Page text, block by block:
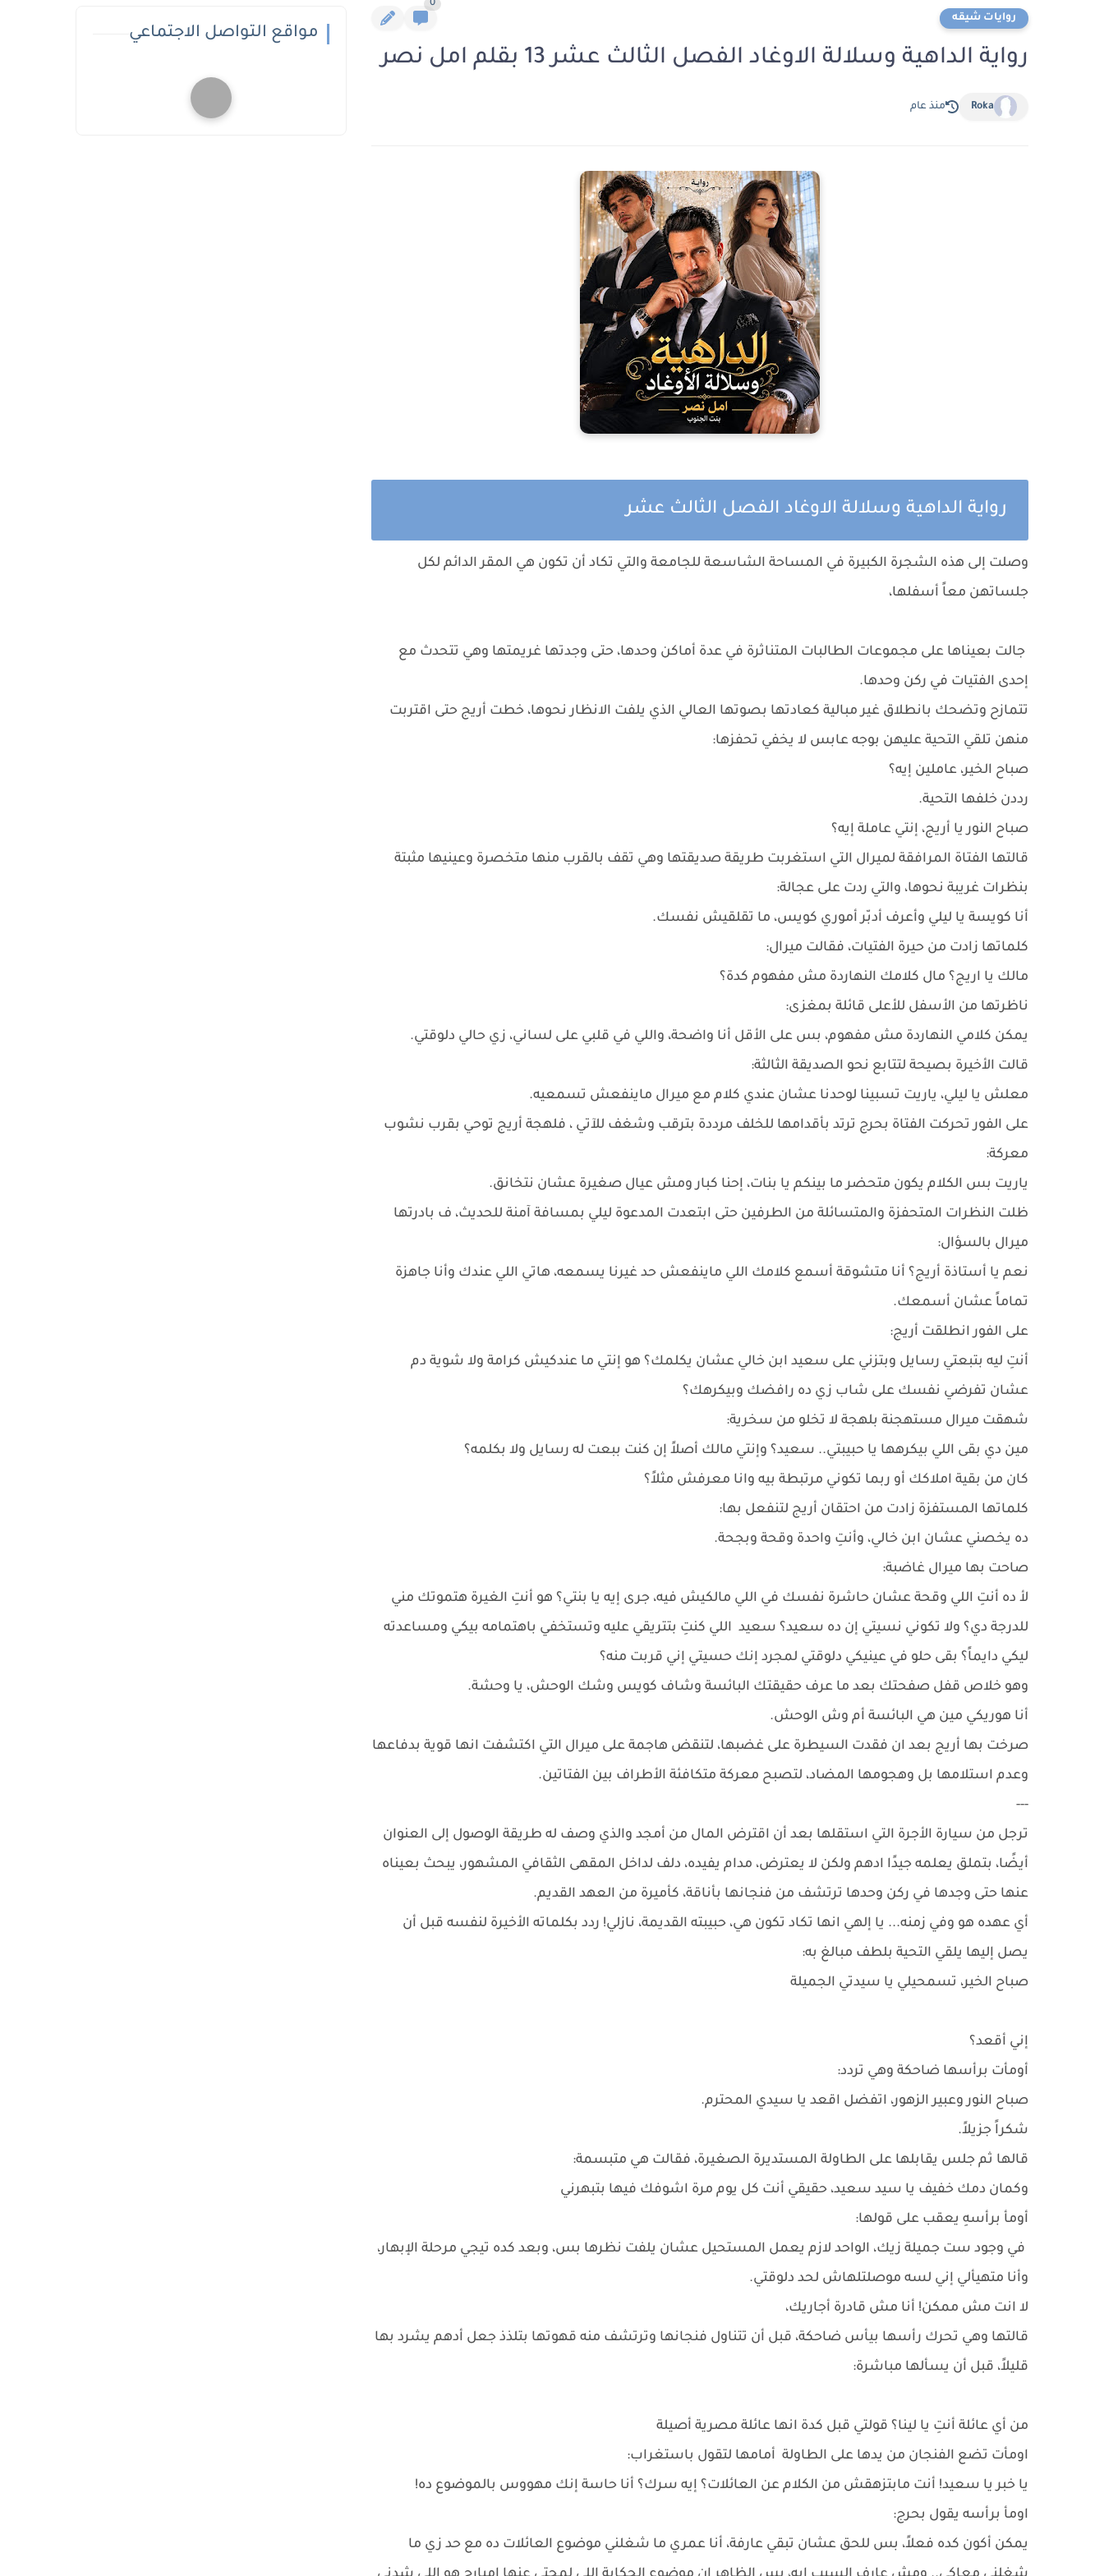
روايات شيقه
0
رواية الداهية وسلالة الاوغاد الفصل الثالث عشر 13 بقلم امل نصر
Roka منذ عام
رواية الداهية وسلالة الاوغاد الفصل الثالث عشر
وصلت إلى هذه الشجرة الكبيرة في المساحة الشاسعة للجامعة والتي تكاد أن تكون هي المقر الدائم لكل
جلساتهن معاً أسفلها،
جالت بعيناها على مجموعات الطالبات المتناثرة في عدة أماكن وحدها، حتى وجدتها غريمتها وهي تتحدث مع
إحدى الفتيات في ركن وحدها.
تتمازح وتضحك بانطلاق غير مبالية كعادتها بصوتها العالي الذي يلفت الانظار نحوها، خطت أريج حتى اقتربت
منهن تلقي التحية عليهن بوجه عابس لا يخفي تحفزها:
صباح الخير، عاملين إيه؟
رددن خلفها التحية.
صباح النور يا أريج، إنتي عاملة إيه؟
قالتها الفتاة المرافقة لميرال التي استغربت طريقة صديقتها وهي تقف بالقرب منها متخصرة وعينيها مثبتة
بنظرات غريبة نحوها، والتي ردت على عجالة:
أنا كويسة يا ليلي وأعرف أدبّر أموري كويس، ما تقلقيش نفسك.
كلماتها زادت من حيرة الفتيات، فقالت ميرال:
مالك يا اريج؟ مال كلامك النهاردة مش مفهوم كدة؟
ناظرتها من الأسفل للأعلى قائلة بمغزى:
يمكن كلامي النهاردة مش مفهوم، بس على الأقل أنا واضحة، واللي في قلبي على لساني، زي حالي دلوقتي.
قالت الأخيرة بصيحة لتتابع نحو الصديقة الثالثة:
معلش يا ليلي، ياريت تسبينا لوحدنا عشان عندي كلام مع ميرال ماينفعش تسمعيه.
على الفور تحركت الفتاة بحرج ترتد بأقدامها للخلف مرددة بترقب وشغف للآتي ، فلهجة أريج توحي بقرب نشوب
معركة:
ياريت بس الكلام يكون متحضر ما بينكم يا بنات، إحنا كبار ومش عيال صغيرة عشان نتخانق.
ظلت النظرات المتحفزة والمتسائلة من الطرفين حتى ابتعدت المدعوة ليلي بمسافة آمنة للحديث، ف بادرتها
ميرال بالسؤال:
نعم يا أستاذة أريج؟ أنا متشوقة أسمع كلامك اللي ماينفعش حد غيرنا يسمعه، هاتي اللي عندك وأنا جاهزة
تماماً عشان أسمعك.
على الفور انطلقت أريج:
أنتِ ليه بتبعتي رسايل وبتزني على سعيد ابن خالي عشان يكلمك؟ هو إنتي ما عندكيش كرامة ولا شوية دم
عشان تفرضي نفسك على شاب زي ده رافضك وبيكرهك؟
شهقت ميرال مستهجنة بلهجة لا تخلو من سخرية:
مين دي بقى اللي بيكرهها يا حبيبتي.. سعيد؟ وإنتي مالك أصلاً إن كنت ببعت له رسايل ولا بكلمه؟
كان من بقية املاكك أو ربما تكوني مرتبطة بيه وانا معرفش مثلاً؟
كلماتها المستفزة زادت من احتقان أريج لتنفعل بها:
ده يخصني عشان ابن خالي، وأنتِ واحدة وقحة وبجحة.
صاحت بها ميرال غاضبة:
لأ ده أنتِ اللي وقحة عشان حاشرة نفسك في اللي مالكيش فيه، جرى إيه يا بنتي؟ هو أنتِ الغيرة هتموتك مني
للدرجة دي؟ ولا تكوني نسيتي إن ده سعيد؟ سعيد اللي كنتِ بتتريقي عليه وتستخفي باهتمامه بيكي ومساعدته
ليكي دايماً؟ بقى حلو في عينيكي دلوقتي لمجرد إنك حسيتي إني قربت منه؟
وهو خلاص قفل صفحتك بعد ما عرف حقيقتك البائسة وشاف كويس وشك الوحش، يا وحشة.
أنا هوريكي مين هي البائسة أم وش الوحش.
صرخت بها أريج بعد ان فقدت السيطرة على غضبها، لتنقض هاجمة على ميرال التي اكتشفت انها قوية بدفاعها
وعدم استلامها بل وهجومها المضاد، لتصبح معركة متكافئة الأطراف بين الفتاتين.
---
ترجل من سيارة الأجرة التي استقلها بعد أن اقترض المال من أمجد والذي وصف له طريقة الوصول إلى العنوان
أيضًا، بتملق يعلمه جيدًا ادهم ولكن لا يعترض، مدام يفيده، دلف لداخل المقهى الثقافي المشهور، يبحث بعيناه
عنها حتى وجدها في ركن وحدها ترتشف من فنجانها بأناقة، كأميرة من العهد القديم.
أي عهده هو وفي زمنه... يا إلهي انها تكاد تكون هي، حبيبته القديمة، نازلي! ردد بكلماته الأخيرة لنفسه قبل أن
يصل إليها يلقي التحية بلطف مبالغ به:
صباح الخير، تسمحيلي يا سيدتي الجميلة
إني أقعد؟
أومأت برأسها ضاحكة وهي تردد:
صباح النور وعبير الزهور، اتفضل اقعد يا سيدي المحترم.
شكراً جزيلاً.
قالها ثم جلس يقابلها على الطاولة المستديرة الصغيرة، فقالت هي متبسمة:
وكمان دمك خفيف يا سيد سعيد، حقيقي أنت كل يوم مرة اشوفك فيها بتبهرني
أومأ برأسهِ يعقب على قولها:
في وجود ست جميلة زيك، الواحد لازم يعمل المستحيل عشان يلفت نظرها بس، وبعد كده تيجي مرحلة الإبهار،
وأنا متهيألي إني لسه موصلتلهاش لحد دلوقتي.
لا انت مش ممكن! أنا مش قادرة أجاريك،
قالتها وهي تحرك رأسها بيأس ضاحكة، قبل أن تتناول فنجانها وترتشف منه قهوتها بتلذذ جعل أدهم يشرد بها
قليلاً، قبل أن يسألها مباشرة:
من أي عائلة أنتِ يا لينا؟ قولتي قبل كدة انها عائلة مصرية أصيلة
اومأت تضع الفنجان من يدها على الطاولة أمامها لتقول باستغراب:
يا خبر يا سعيد! أنت مابتزهقش من الكلام عن العائلات؟ إيه سرك؟ أنا حاسة إنك مهووس بالموضوع ده!
اومأ برأسه يقول بحرج:
يمكن أكون كده فعلاً، بس للحق عشان تبقي عارفة، أنا عمري ما شغلني موضوع العائلات ده مع حد زي ما
مواقع التواصل الاجتماعي